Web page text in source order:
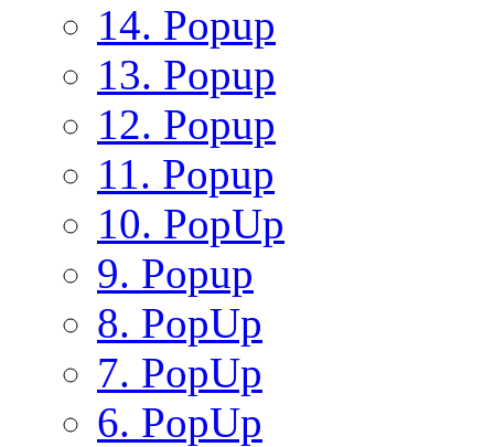
14. Popup
13. Popup
12. Popup
11. Popup
10. PopUp
9. Popup
8. PopUp
7. PopUp
6. PopUp